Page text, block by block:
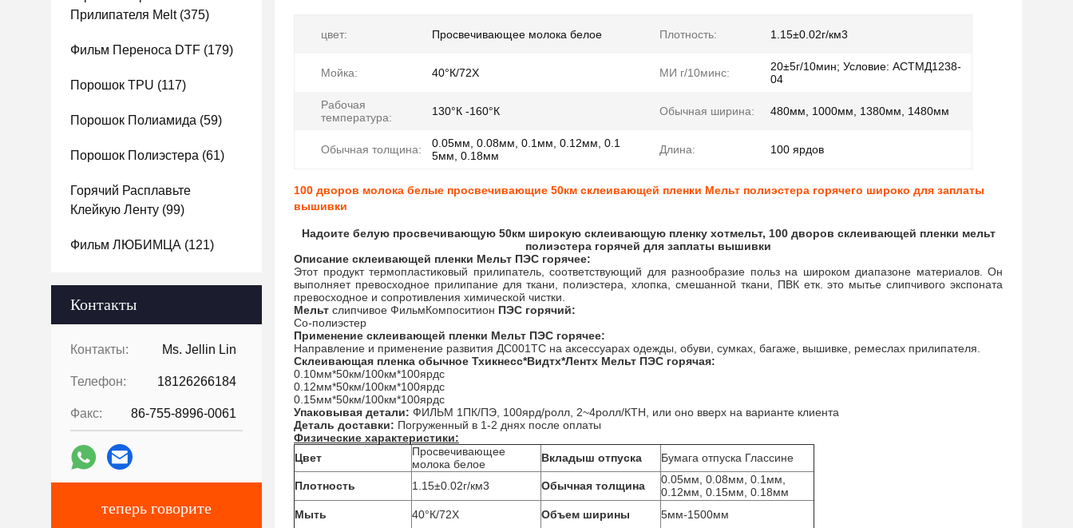
Прилипателя Melt(375)
Фильм Переноса DTF (179)
Порошок TPU (117)
Порошок Полиамида (59)
Порошок Полиэстера (61)
Горячий Расплавьте
Клейкую Ленту (99)
Фильм ЛЮБИМЦА (121)
Контакты
Контакты: Ms. Jellin Lin
Телефон: 18126266184
Факс: 86-755-8996-0061
теперь говорите
цвет: Просвечивающее молока белое Плотность: 1.15±0.02г/км3
Мойка: 40°К/72Х МИ г/10минс:
20±5г/10мин; Условие: АСТМД1238-
04
Рабочая
температура:
130°К -160°К Обычная ширина: 480мм, 1000мм, 1380мм, 1480мм
Обычная толщина:
0.05мм, 0.08мм, 0.1мм, 0.12мм, 0.1
5мм, 0.18мм
Длина: 100 ярдов
100 дворов молока белые просвечивающие 50км склеивающей пленки Мельт полиэстера горячего широко для заплаты
вышивки
Надоите белую просвечивающую 50км широкую склеивающую пленку хотмельт, 100 дворов склеивающей пленки мельт
полиэстера горячей для заплаты вышивки
Описание склеивающей пленки Мельт ПЭС горячее:
Этот продукт термопластиковый прилипатель, соответствующий для разнообразие польз на широком диапазоне материалов. Он
выполняет превосходное прилипание для ткани, полиэстера, хлопка, смешанной ткани, ПВК етк. это мытье слипчивого экспоната
превосходное и сопротивления химической чистки.
Мельт слипчивое ФильмКомпоситион ПЭС горячий:
Со-полиэстер
Применение склеивающей пленки Мельт ПЭС горячее:
Направление и применение развития ДС001ТС на аксессуарах одежды, обуви, сумках, багаже, вышивке, ремеслах прилипателя.
Склеивающая пленка обычное Тхикнесс*Видтх*Лентх Мельт ПЭС горячая:
0.10мм*50км/100км*100ярдс
0.12мм*50км/100км*100ярдс
0.15мм*50км/100км*100ярдс
Упаковывая детали: ФИЛЬМ 1ПК/ПЭ, 100ярд/ролл, 2~4ролл/КТН, или оно вверх на варианте клиента
Деталь доставки: Погруженный в 1-2 днях после оплаты
Физические характеристики:
Цвет
Просвечивающее
молока белое
Вкладыш отпуска Бумага отпуска Глассине
Плотность 1.15±0.02г/км3 Обычная толщина
0.05мм, 0.08мм, 0.1мм,
0.12мм, 0.15мм, 0.18мм
Мыть
40°К/72Х Объем ширины 5мм-1500мм